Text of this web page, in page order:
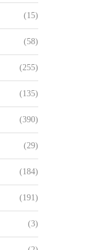
(15)
(58)
(255)
(135)
(390)
(29)
(184)
(191)
(3)